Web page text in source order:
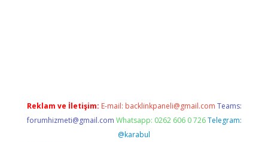
Reklam ve İletişim: E-mail: backlinkpaneli@gmail.com Teams:
forumhizmeti@gmail.com Whatsapp: 0262 606 0 726 Telegram:
@karabul